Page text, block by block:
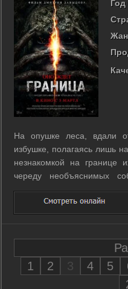
Год
На опушке леса, вдали
избушке, полагаясь лишь
незнакомкой на границе
череду необъяснимых
осознаёт, что перед
воплощение зла, его дом
настоящий кошмар
1
2 3 4 5